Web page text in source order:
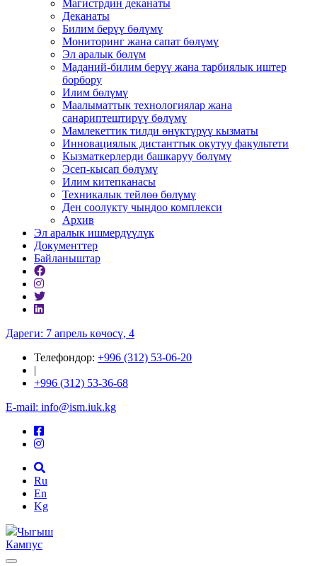
Магистрдин деканаты
Деканаты
Билим берүү бөлүмү
Мониторинг жана сапат бөлүмү
Эл аралык бөлүм
Маданий-билим берүү жана тарбиялык иштер
борбору
Илим бөлүмү
Маалыматтык технологиялар жана
санариптештирүү бөлүмү
Мамлекеттик тилди өнүктүрүү кызматы
Инновациялык дистанттык окутуу факультети
Кызматкерлерди башкаруу бөлүмү
Эсеп-кысап бөлүмү
Илим китепканасы
Техникалык тейлөө бөлүмү
Ден соолукту чыңдоо комплекси
Архив
Эл аралык ишмердүүлүк
Документтер
Байланыштар
Дареги: 7 апрель көчөсү, 4
Телефондор: +996 (312) 53-06-20
|
+996 (312) 53-36-68
E-mail: info@ism.iuk.kg
Ru
En
Kg
Чыгыш
Кампус